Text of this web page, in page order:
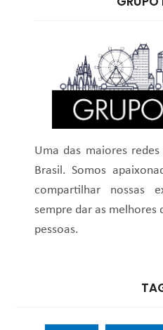
Uma das maiores
Brasil. Somos
compartilhar nossas
sempre dar as melhores
pessoas.